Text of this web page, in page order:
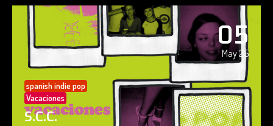
05
May 25
spanish indie pop
Vacaciones
S.C.C.